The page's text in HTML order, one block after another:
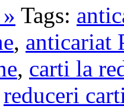
Tags:
, anticariat
, carti la
reduceri